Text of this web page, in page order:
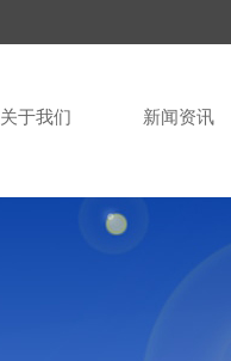
关于我们 新闻资讯